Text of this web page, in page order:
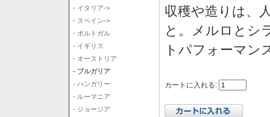
- イタリア->
- スペイン->
- ポルトガル
- イギリス
- オーストリア
- ブルガリア
- ハンガリー
- ルーマニア
- ジョージア
収穫や造りは、
と。メルロとシ
トパフォーマン
カートに入れる: